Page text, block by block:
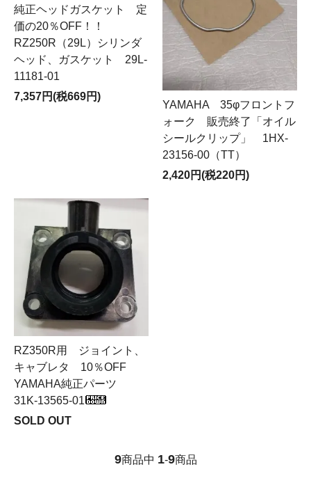
純正ヘッドガスケット 定
価の20％OFF！！
RZ250R（29L）シリンダ
ヘッド、ガスケット 29L-
11181-01
7,357円(税669円)
YAMAHA 35φフロントフ
ォーク 販売終了「オイル
シールクリップ」 1HX-
23156-00（TT）
2,420円(税220円)
RZ350R用 ジョイント、
キャブレタ 10％OFF
YAMAHA純正パーツ
31K-13565-01
SOLD OUT
9商品中 1-9商品